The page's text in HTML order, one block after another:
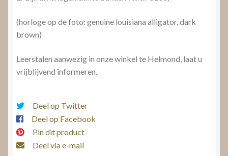
(horloge op de foto: genuine louisiana alligator, dark
brown)
Leerstalen aanwezig in onze winkel te Helmond, laat u
vrijblijvend informeren.
Deel op Twitter
Deel op Facebook
Pin dit product
Deel via e-mail